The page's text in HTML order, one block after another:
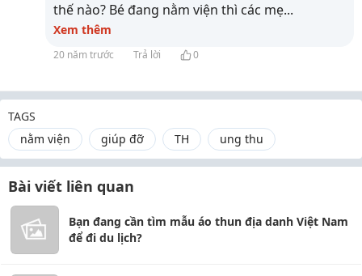
thế nào? Bé đang nằm viện thì các mẹ...
Xem thêm
20 năm trước Trả lời 0
TAGS
nằm viện
giúp đỡ TH ung thu
Bài viết liên quan
Bạn đang cần tìm mẫu áo thun địa danh Việt Nam
để đi du lịch?